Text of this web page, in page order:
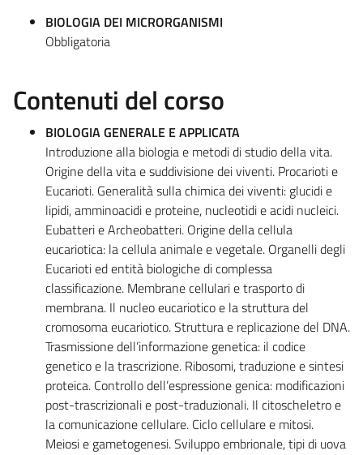
BIOLOGIA DEI MICRORGANISMI
Obbligatoria
Contenuti del corso
BIOLOGIA GENERALE E APPLICATA
Introduzione alla biologia e metodi di studio della vita.
Origine della vita e suddivisione dei viventi. Procarioti e
Eucarioti. Generalità sulla chimica dei viventi: glucidi e
lipidi, amminoacidi e proteine, nucleotidi e acidi nucleici.
Eubatteri e Archeobatteri. Origine della cellula
eucariotica: la cellula animale e vegetale. Organelli degli
Eucarioti ed entità biologiche di complessa
classificazione. Membrane cellulari e trasporto di
membrana. Il nucleo eucariotico e la struttura del
cromosoma eucariotico. Struttura e replicazione del DNA.
Trasmissione dell’informazione genetica: il codice
genetico e la trascrizione. Ribosomi, traduzione e sintesi
proteica. Controllo dell’espressione genica: modificazioni
post-trascrizionali e post-traduzionali. Il citoscheletro e
la comunicazione cellulare. Ciclo cellulare e mitosi.
Meiosi e gametogenesi. Sviluppo embrionale, tipi di uova